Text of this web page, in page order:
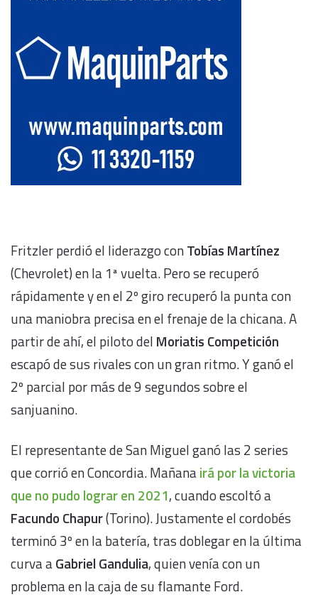
Fritzler perdió el liderazgo conTobías Martínez
(Chevrolet) en la 1ª vuelta. Pero se recuperó
rápidamente y en el 2º giro recuperó la punta con
una maniobra precisa en el frenaje de la chicana. A
partir de ahí, el piloto del Moriatis Competición
escapó de sus rivales con un gran ritmo. Y ganó el
2º parcial por más de 9 segundos sobre el
sanjuanino.
El representante de San Miguel ganó las 2 series
que corrió en Concordia. Mañanairá por la victoria
que no pudo lograr en 2021, cuando escoltó a
Facundo Chapur(Torino). Justamente el cordobés
terminó 3º en la batería, tras doblegar en la última
curva aGabriel Gandulia, quien venía con un
problema en la caja de su flamante Ford.